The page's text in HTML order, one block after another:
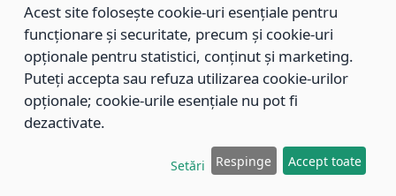
899/21.12.2023
Aprobarea standardelor de cost pentru serviciile
sociale furnizate în cadrul Direcției de Asistență Socială
Brașov, pentru anul 2024.
Modificarea Anexei la H.C.L. nr. 91 din 09.02.2018,
Acest site folosește cookie-uri esențiale pentru
funcționare și securitate, precum și cookie-uri
opționale pentru statistici, conținut și marketing.
Puteți accepta sau refuza utilizarea cookie-urilor
opționale; cookie-urile esențiale nu pot fi
dezactivate.
Setări Respinge Accept toate